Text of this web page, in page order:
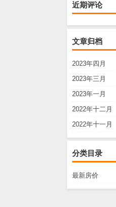
近期评论
文章归档
2023年四月
2023年三月
2023年一月
2022年十二月
2022年十一月
分类目录
最新房价